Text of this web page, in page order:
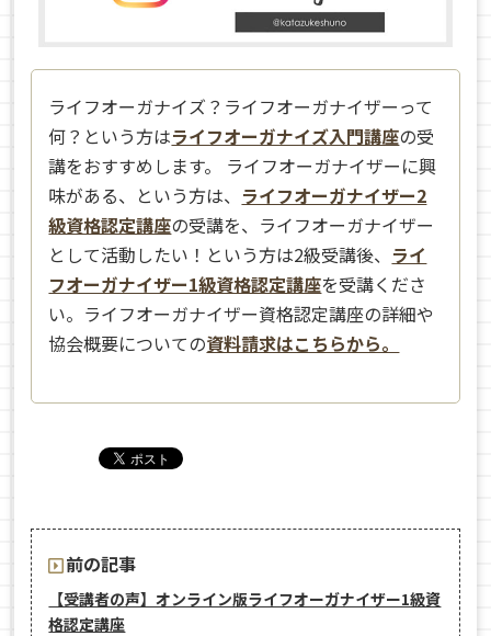
ライフオーガナイズ？ライフオーガナイザーって
何？という方はライフオーガナイズ入門講座の受
講をおすすめします。 ライフオーガナイザーに興
味がある、という方は、 ライフオーガナイザー2
級資格認定講座の受講を、ライフオーガナイザー
として活動したい！という方は2級受講後、 ライ
フオーガナイザー1級資格認定講座を受講くださ
い。ライフオーガナイザー資格認定講座の詳細や
協会概要についての資料請求はこちらから。
前の記事
【受講者の声】オンライン版ライフオーガナイザー1級資
格認定講座